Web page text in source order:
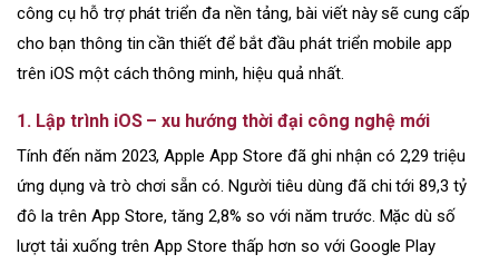
công cụ hỗ trợ phát triển đa nền tảng, bài viết này sẽ cung cấp
cho bạn thông tin cần thiết để bắt đầu phát triển mobile app
trên iOS một cách thông minh, hiệu quả nhất.
1. Lập trình iOS – xu hướng thời đại công nghệ mới
Tính đến năm 2023, Apple App Store đã ghi nhận có 2,29 triệu
ứng dụng và trò chơi sẵn có. Người tiêu dùng đã chi tới 89,3 tỷ
đô la trên App Store, tăng 2,8% so với năm trước. Mặc dù số
lượt tải xuống trên App Store thấp hơn so với Google Play